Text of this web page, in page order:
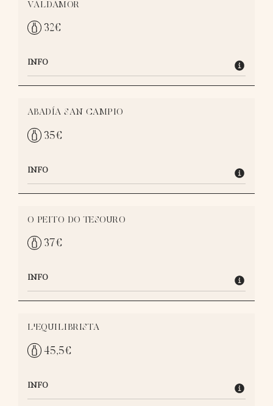
VALDAMOR
32€
INFO
ABADÍA SAN CAMPIO
35€
INFO
O PEITO DO TESOURO
37€
INFO
L'EQUILIBRISTA
45,5€
INFO